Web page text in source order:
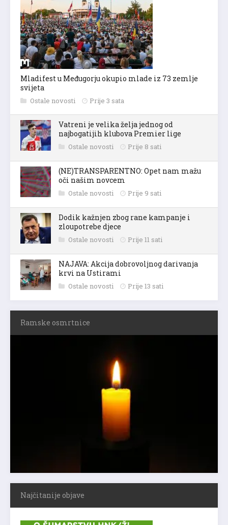
Mladifest u Međugorju okupio mlade iz 73 zemlje
svijeta
Ostale novosti Prije 3 sata
Vatreni je velika želja jednog od
najbogatijih klubova Premier lige
Ostale novosti Prije 8 sati
(NE)TRANSPARENTNO: Opet nam mažu
oči našim novcem
Ostale novosti Prije 9 sati
Dodik kažnjen zbog rane kampanje i
zloupotrebe djece
Ostale novosti Prije 11 sati
NAJAVA: Akcija dobrovoljnog darivanja
krvi na Ustirami
Ostale novosti Prije 13 sati
Ramske osmrtnice
Najčitanije objave